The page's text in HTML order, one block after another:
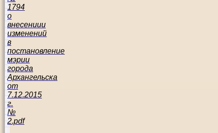
1794
о
внесениии
изменений
в
постановление
мэрии
города
Архангельска
от
7.12.2015
г.
№
2.pdf